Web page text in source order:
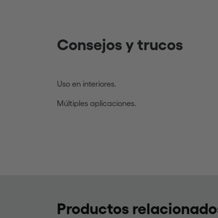
Consejos y trucos
Uso en interiores.
Múltiples aplicaciones.
Productos